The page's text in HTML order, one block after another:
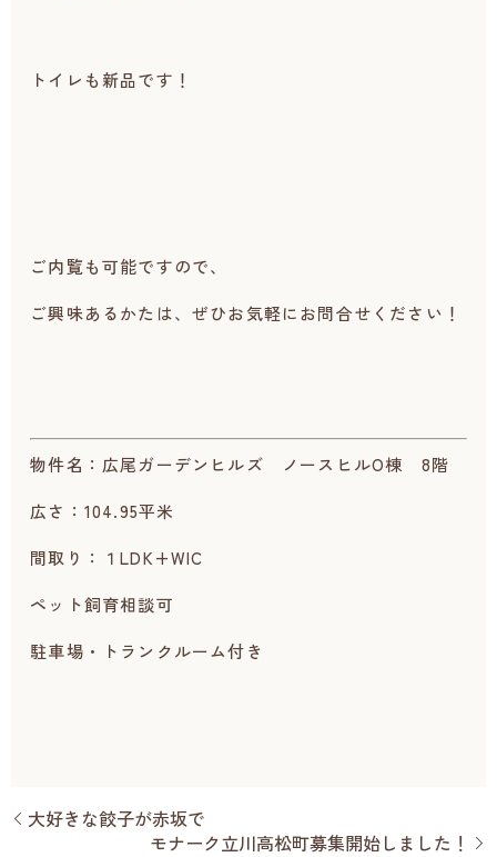
トイレも新品です！
ご内覧も可能ですので、
ご興味あるかたは、ぜひお気軽にお問合せください！
物件名：広尾ガーデンヒルズ ノースヒルO棟 8階
広さ：104.95平米
間取り：１LDK+WIC
ペット飼育相談可
駐車場・トランクルーム付き
大好きな餃子が赤坂で
モナーク立川高松町募集開始しました！